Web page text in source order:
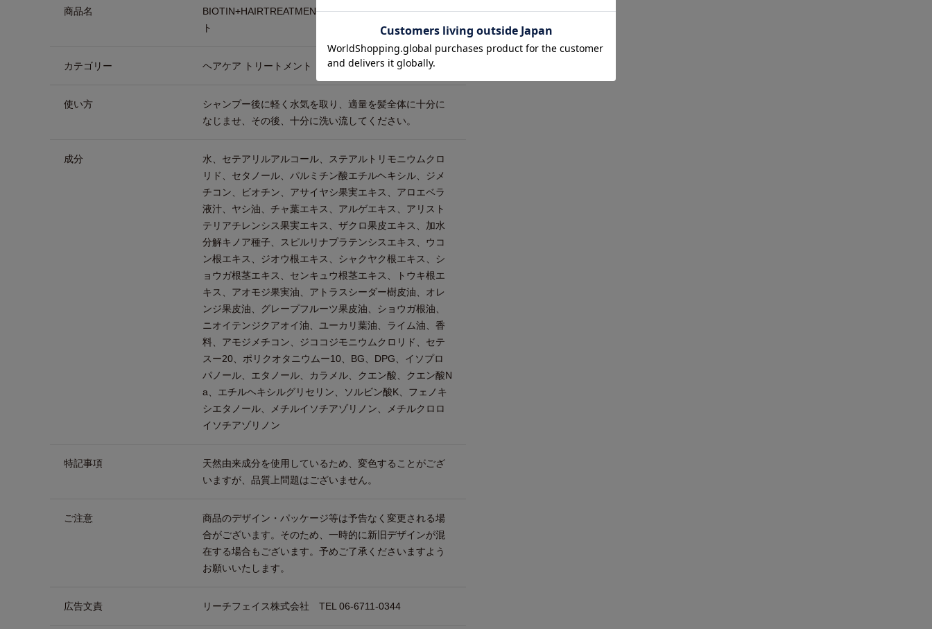
商品名
BIOTIN+HAIRTREATMENTビオチン+ヘアトリートメン
ト
カテゴリー ヘアケア トリートメント
使い方
シャンプー後に軽く水気を取り、適量を髪全体に十分に
なじませ、その後、十分に洗い流してください。
成分
水、セテアリルアルコール、ステアルトリモニウムクロ
リド、セタノール、パルミチン酸エチルヘキシル、ジメ
チコン、ビオチン、アサイヤシ果実エキス、アロエベラ
液汁、ヤシ油、チャ葉エキス、アルゲエキス、アリスト
テリアチレンシス果実エキス、ザクロ果皮エキス、加水
分解キノア種子、スピルリナプラテンシスエキス、ウコ
ン根エキス、ジオウ根エキス、シャクヤク根エキス、シ
ョウガ根茎エキス、センキュウ根茎エキス、トウキ根エ
キス、アオモジ果実油、アトラスシーダー樹皮油、オレ
ンジ果皮油、グレープフルーツ果皮油、ショウガ根油、
ニオイテンジクアオイ油、ユーカリ葉油、ライム油、香
料、アモジメチコン、ジココジモニウムクロリド、セテ
スー20、ポリクオタニウムー10、BG、DPG、イソプロ
パノール、エタノール、カラメル、クエン酸、クエン酸N
a、エチルヘキシルグリセリン、ソルビン酸K、フェノキ
シエタノール、メチルイソチアゾリノン、メチルクロロ
イソチアゾリノン
特記事項
天然由来成分を使用しているため、変色することがござ
いますが、品質上問題はございません。
ご注意
商品のデザイン・パッケージ等は予告なく変更される場
合がございます。そのため、一時的に新旧デザインが混
在する場合もございます。予めご了承くださいますよう
お願いいたします。
広告文責 リーチフェイス株式会社 TEL 06-6711-0344